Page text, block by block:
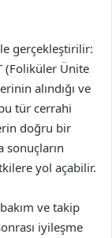
gerçekleştirilir:
(Foliküler Ünite
alındığı ve
tür cerrahi
doğru bir
sonuçların
yol açabilir.
ve takip
iyileşme